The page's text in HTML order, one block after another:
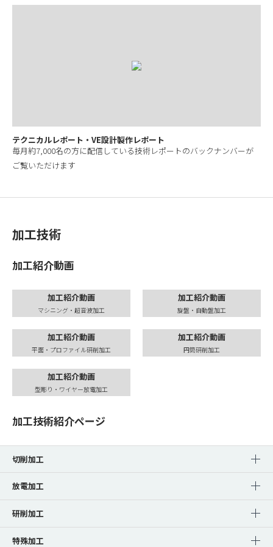
テクニカルレポート・VE設計製作レポート
毎月約7,000名の方に配信している技術レポートのバックナンバーが
ご覧いただけます
加工技術
加工紹介動画
加工紹介動画
マシニング・超音波加工
加工紹介動画
旋盤・自動盤加工
加工紹介動画
平面・プロファイル研削加工
加工紹介動画
円筒研削加工
加工紹介動画
型彫り・ワイヤー放電加工
加工技術紹介ページ
切削加工
放電加工
研削加工
特殊加工